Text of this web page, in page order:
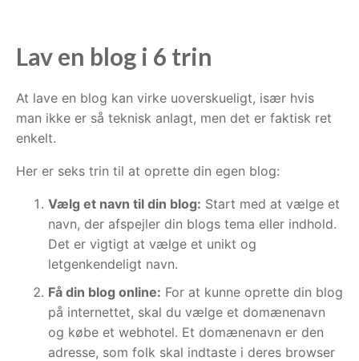
Lav en blog i 6 trin
At lave en blog kan virke uoverskueligt, især hvis
man ikke er så teknisk anlagt, men det er faktisk ret
enkelt.
Her er seks trin til at oprette din egen blog:
Vælg et navn til din blog: Start med at vælge et
navn, der afspejler din blogs tema eller indhold.
Det er vigtigt at vælge et unikt og
letgenkendeligt navn.
Få din blog online: For at kunne oprette din blog
på internettet, skal du vælge et domænenavn
og købe et webhotel. Et domænenavn er den
adresse, som folk skal indtaste i deres browser